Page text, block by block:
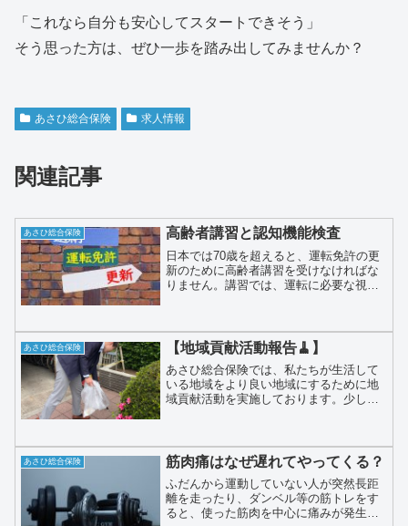
「これなら自分も安心してスタートできそう」
そう思った方は、ぜひ一歩を踏み出してみませんか？
あさひ総合保険 求人情報
関連記事
あさひ総合保険 高齢者講習と認知機能検査
日本では70歳を超えると、運転免許の更
新のために高齢者講習を受けなければな
りません。講習では、運転に必要な視力
講習は、70歳〜74歳と75歳以上、つまり
2段階に分かれています。
あさひ総合保険 【地域貢献活動報告🧹】
あさひ総合保険では、私たちが生活して
いる地域をより良い地域にするために地
域貢献活動を実施しております。少しで
あさひ総合保険 筋肉痛はなぜ遅れてやってくる？
ふだんから運動していない人が突然長距
離を走ったり、ダンベル等の筋トレをす
ると、使った筋肉を中心に痛みが発生し